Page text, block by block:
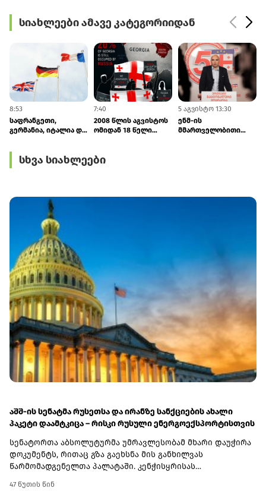
სიახლეები ამავე კატეგორიიდან
8:53
საფრანგეთი,
გერმანია, იტალია და
საქართველოს
ოკუპაცია
7:40
2008 წლის აგვისტოს
ომიდან 18 წელი
საქართველოს
უჭერენ
5 აგვისტო 13:30
ენმ-ის
მმართველობითი
სხვა სიახლეები
აშშ-ის სენატმა რუსეთსა და ირანზე სანქციების ახალი
პაკეტი დაამტკიცა – რისკი რუსული ენერგოექსპორტისთვის
სენატორთა აბსოლუტურმა უმრავლესობამ მხარი დაუჭირა
დოკუმენტს, რითაც გზა გაეხსნა მის განხილვას
წარმომადგენელთა პალატაში. კენჭისყრისას
47 წუთის წინ